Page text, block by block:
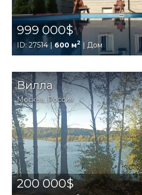
999 000$
ID: 27514 |600 м2 | Дом
Вилла
Москва,Россия
200 000$